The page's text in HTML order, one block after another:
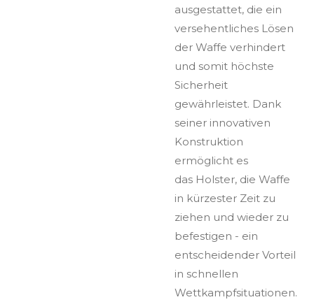
ausgestattet, die ein
versehentliches Lösen
der Waffe verhindert
und somit höchste
Sicherheit
gewährleistet. Dank
seiner innovativen
Konstruktion
ermöglicht es
das Holster, die Waffe
in kürzester Zeit zu
ziehen und wieder zu
befestigen - ein
entscheidender Vorteil
in schnellen
Wettkampfsituationen.